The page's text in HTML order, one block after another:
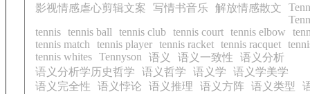
影视情感虐心剪辑文案
写情书音乐 解放情感散文
tennis tennis ball tennis club tennis court tennis elbow
tennis match
tennis player tennis racket tennis racquet
tennis whites Tennyson 语义 语义一致性
语义分析
语义分析学历史哲学
语义哲学 语义学
语义学美学
语义完全性
语义悖论 语义推理 语义方阵 语义类型